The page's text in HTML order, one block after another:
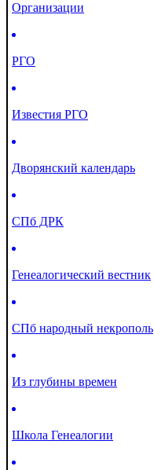
Организации
РГО
Известия РГО
Дворянский календарь
СПб ДРК
Генеалогический вестник
СПб народный некрополь
Из глубины времен
Школа Генеалогии